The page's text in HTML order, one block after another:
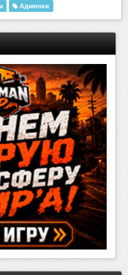
Админки